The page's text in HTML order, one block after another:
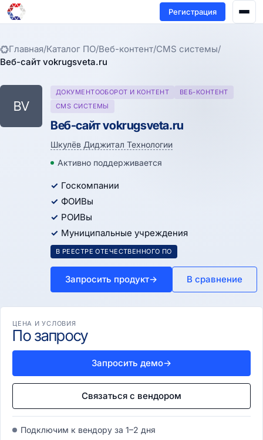
Регистрация
Главная/Каталог ПО/Веб-контент/CMS системы/
Веб-сайт vokrugsveta.ru
ВV
ДОКУМЕНТООБОРОТ И КОНТЕНТ
ВЕБ-КОНТЕНТ
CMS СИСТЕМЫ
Веб-сайт vokrugsveta.ru
Шкулёв Диджитал Технологии
Активно поддерживается
Госкомпании
ФОИВы
РОИВы
Муниципальные учреждения
В РЕЕСТРЕ ОТЕЧЕСТВЕННОГО ПО
Запросить продукт→ В сравнение
ЦЕНА И УСЛОВИЯ
По запросу
Запросить демо→
Связаться с вендором
Подключим к вендору за 1–2 дня